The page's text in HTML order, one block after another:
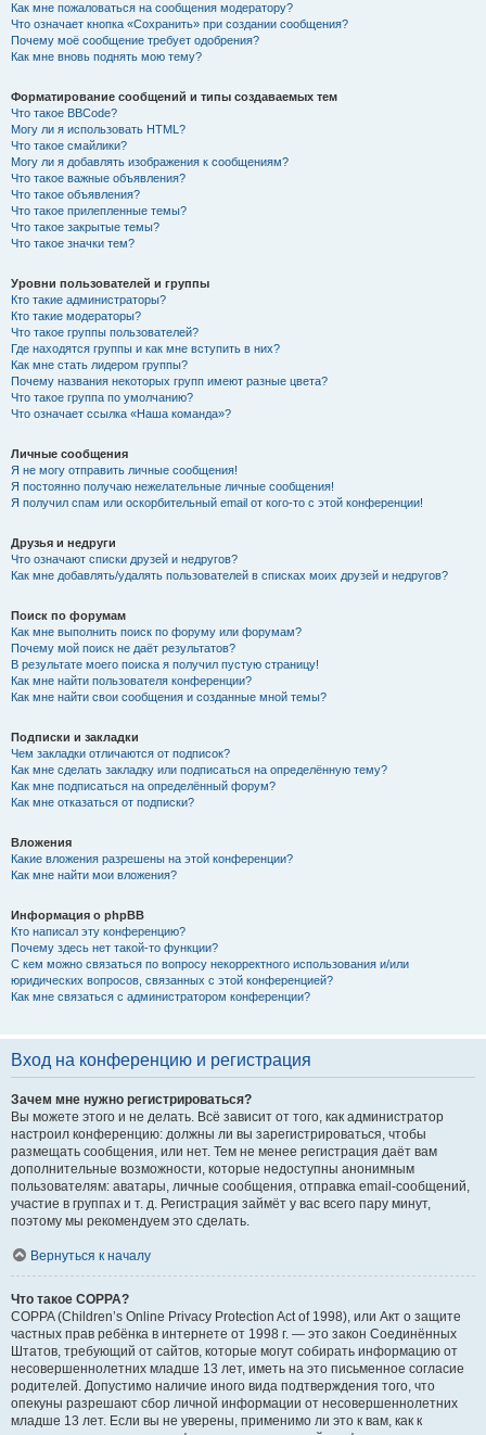
Как мне пожаловаться на сообщения модератору?
Что означает кнопка «Сохранить» при создании сообщения?
Почему моё сообщение требует одобрения?
Как мне вновь поднять мою тему?
Форматирование сообщений и типы создаваемых тем
Что такое BBCode?
Могу ли я использовать HTML?
Что такое смайлики?
Могу ли я добавлять изображения к сообщениям?
Что такое важные объявления?
Что такое объявления?
Что такое прилепленные темы?
Что такое закрытые темы?
Что такое значки тем?
Уровни пользователей и группы
Кто такие администраторы?
Кто такие модераторы?
Что такое группы пользователей?
Где находятся группы и как мне вступить в них?
Как мне стать лидером группы?
Почему названия некоторых групп имеют разные цвета?
Что такое группа по умолчанию?
Что означает ссылка «Наша команда»?
Личные сообщения
Я не могу отправить личные сообщения!
Я постоянно получаю нежелательные личные сообщения!
Я получил спам или оскорбительный email от кого-то с этой конференции!
Друзья и недруги
Что означают списки друзей и недругов?
Как мне добавлять/удалять пользователей в списках моих друзей и недругов?
Поиск по форумам
Как мне выполнить поиск по форуму или форумам?
Почему мой поиск не даёт результатов?
В результате моего поиска я получил пустую страницу!
Как мне найти пользователя конференции?
Как мне найти свои сообщения и созданные мной темы?
Подписки и закладки
Чем закладки отличаются от подписок?
Как мне сделать закладку или подписаться на определённую тему?
Как мне подписаться на определённый форум?
Как мне отказаться от подписки?
Вложения
Какие вложения разрешены на этой конференции?
Как мне найти мои вложения?
Информация о phpBB
Кто написал эту конференцию?
Почему здесь нет такой-то функции?
С кем можно связаться по вопросу некорректного использования и/или
юридических вопросов, связанных с этой конференцией?
Как мне связаться с администратором конференции?
Вход на конференцию и регистрация
Зачем мне нужно регистрироваться?
Вы можете этого и не делать. Всё зависит от того, как администратор
настроил конференцию: должны ли вы зарегистрироваться, чтобы
размещать сообщения, или нет. Тем не менее регистрация даёт вам
дополнительные возможности, которые недоступны анонимным
пользователям: аватары, личные сообщения, отправка email-сообщений,
участие в группах и т. д. Регистрация займёт у вас всего пару минут,
поэтому мы рекомендуем это сделать.
Вернуться к началу
Что такое COPPA?
COPPA (Children’s Online Privacy Protection Act of 1998), или Акт о защите
частных прав ребёнка в интернете от 1998 г. — это закон Соединённых
Штатов, требующий от сайтов, которые могут собирать информацию от
несовершеннолетних младше 13 лет, иметь на это письменное согласие
родителей. Допустимо наличие иного вида подтверждения того, что
опекуны разрешают сбор личной информации от несовершеннолетних
младше 13 лет. Если вы не уверены, применимо ли это к вам, как к